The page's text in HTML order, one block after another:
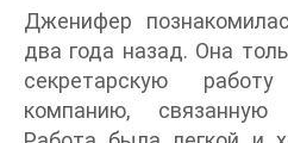
Дженифер
два года назад. Она
секретарскую
компанию,